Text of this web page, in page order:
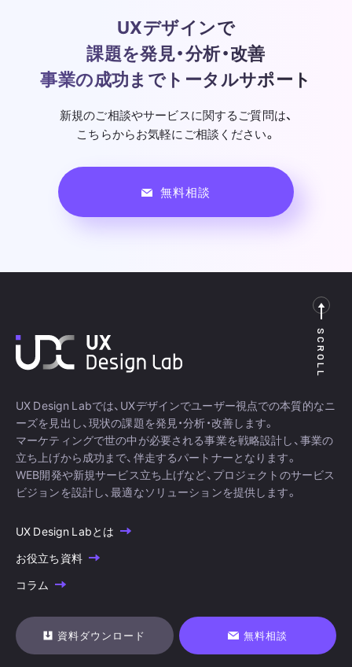
UXデザインで
課題を発見・分析・改善
事業の成功までトータルサポート
新規のご相談やサービスに関するご質問は、
こちらからお気軽にご相談ください。
無料相談
SCROLL
UX Design Labでは、UXデザインでユーザー視点での本質的なニ
ーズを見出し、現状の課題を発見・分析・改善します。
マーケティングで世の中が必要される事業を戦略設計し、事業の
立ち上げから成功まで、伴走するパートナーとなります。
WEB開発や新規サービス立ち上げなど、プロジェクトのサービス
ビジョンを設計し、最適なソリューションを提供します。
UX Design Labとは
お役立ち資料
コラム
資料ダウンロード 無料相談